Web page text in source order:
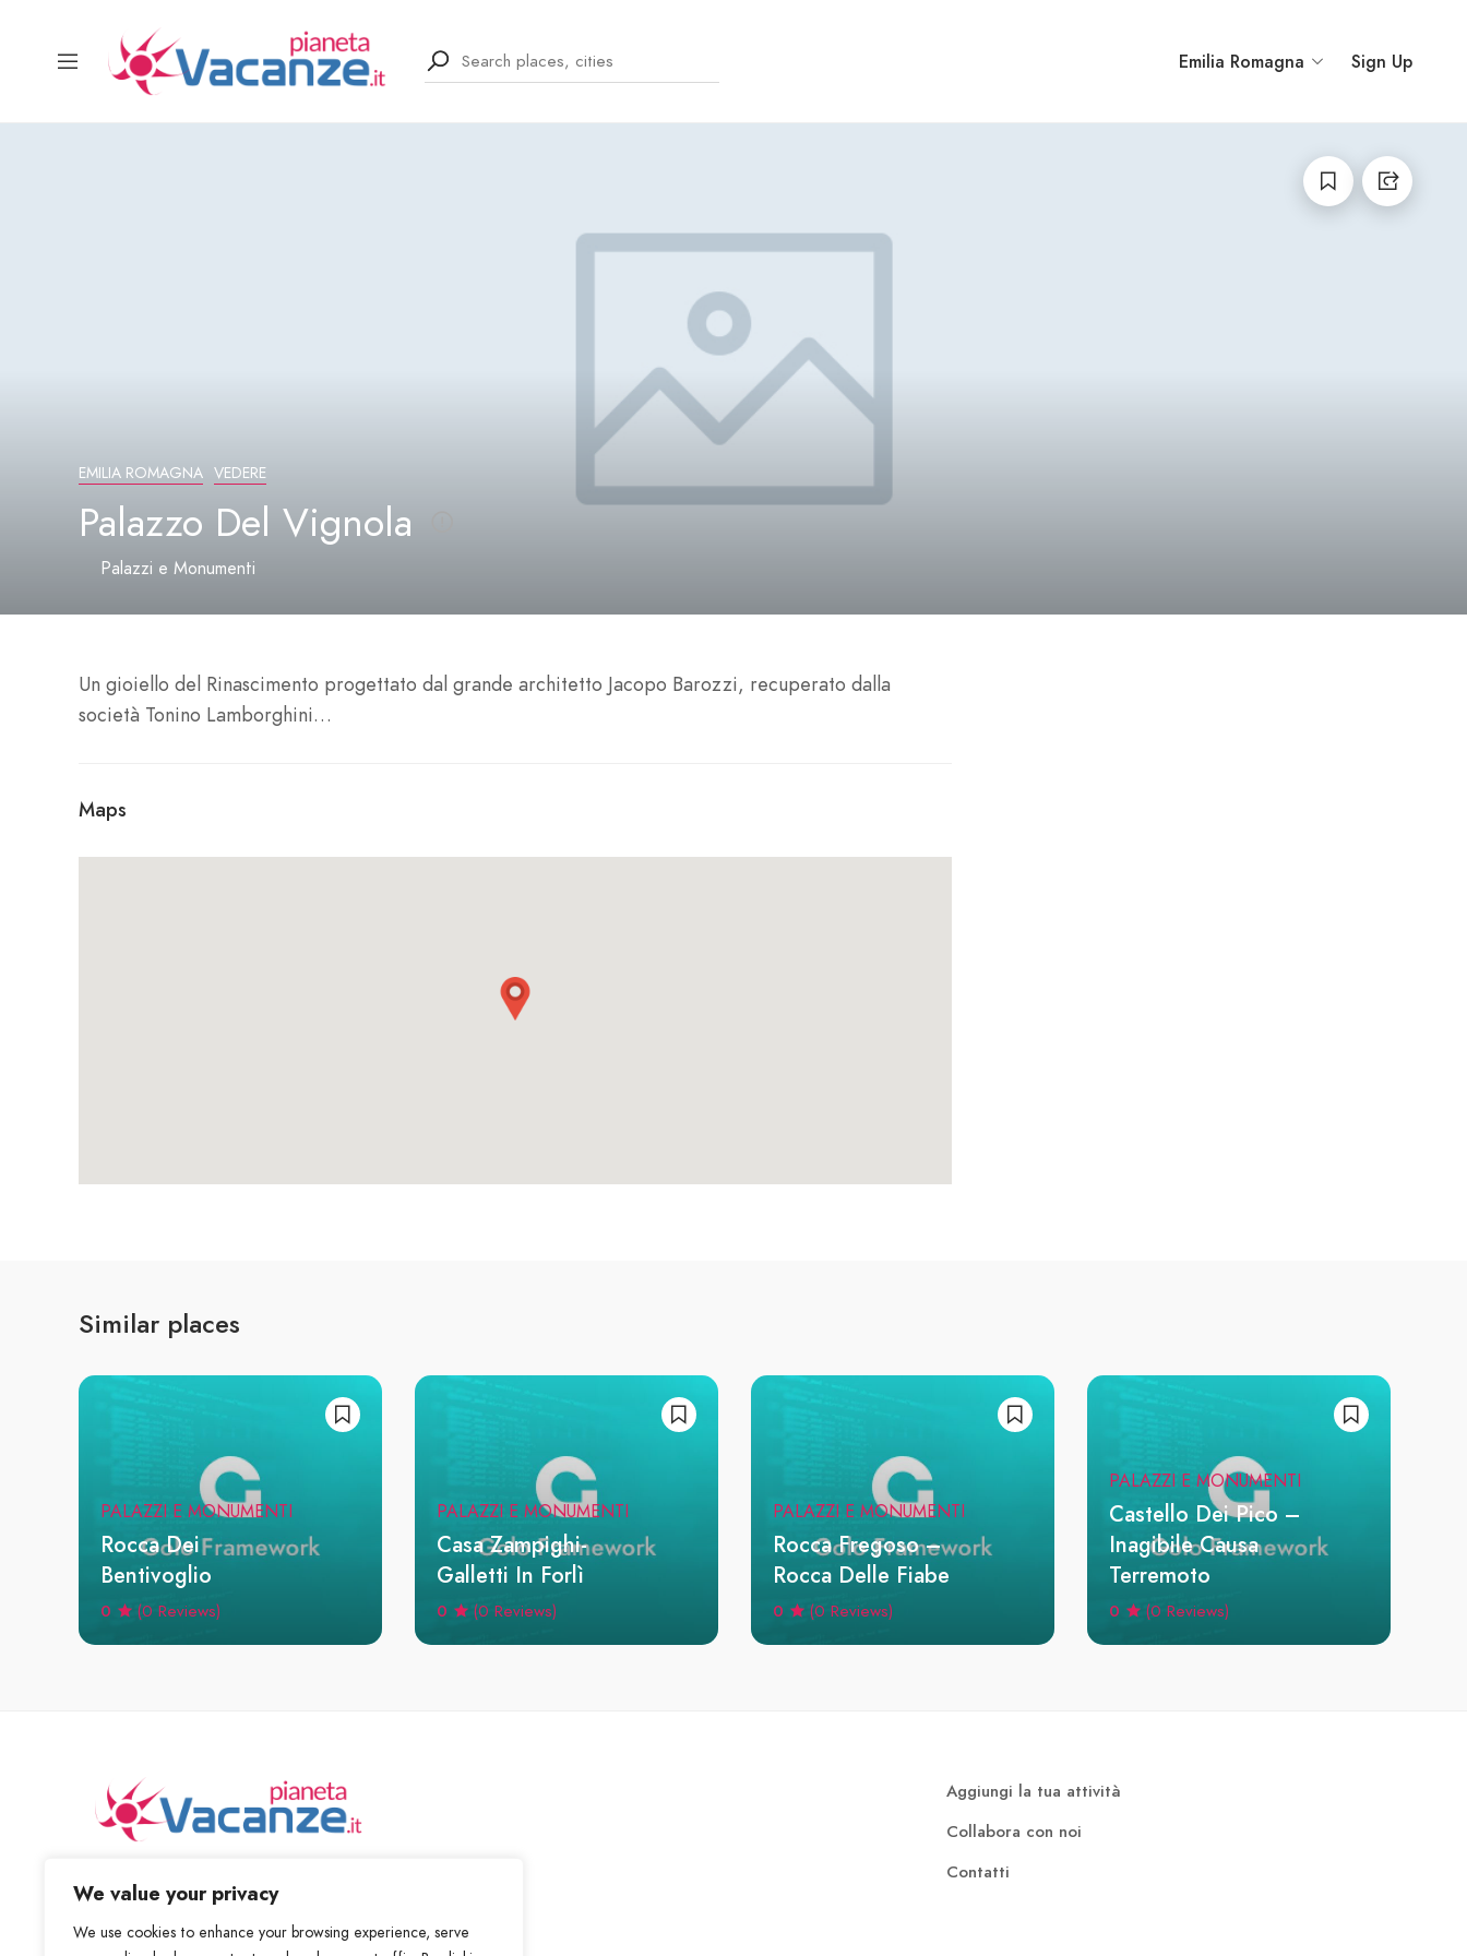
We value your privacy
We use cookies to enhance your browsing experience, serve
Emilia Romagna Sign Up
EMILIA ROMAGNA VEDERE
Palazzo Del Vignola
Palazzi e Monumenti
Un gioiello del Rinascimento progettato dal grande architetto Jacopo Barozzi, recuperato dalla
società Tonino Lamborghini…
Maps
Similar places
PALAZZI E MONUMENTI
Rocca Dei
Bentivoglio
0 (0 Reviews)
PALAZZI E MONUMENTI
Casa Zampighi-
Galletti In Forlì
0 (0 Reviews)
PALAZZI E MONUMENTI
Rocca Fregoso –
Rocca Delle Fiabe
0 (0 Reviews)
PALAZZI E MONUMENTI
Castello Dei Pico –
Inagibile Causa
Terremoto
0 (0 Reviews)
Aggiungi la tua attività
Collabora con noi
Contatti